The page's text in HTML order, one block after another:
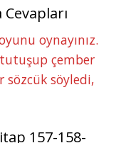
oynayınız.
tutuşup çember
sözcük söyledi,
157-158-